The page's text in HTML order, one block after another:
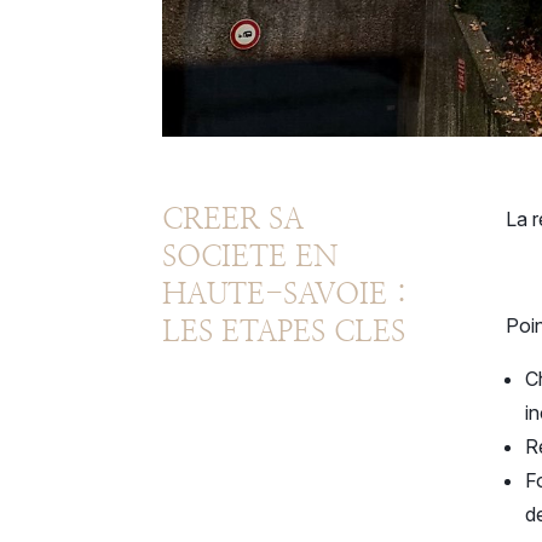
CREER SA
SOCIETE EN
HAUTE-SAVOIE :
LES ETAPES CLES
La